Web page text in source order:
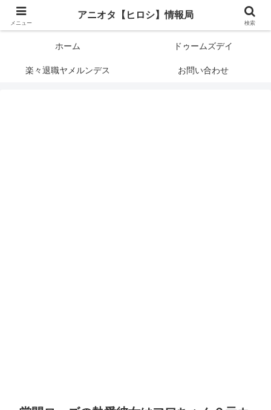
アニメオタクで元サラリーマンの独自な目線から、おすすめなどの紹介や気に
ホーム ドゥームズデイ
楽々退職ヤメルンデス お問い合わせ
メニュー
アニオタ【ヒロシ】情報局
検索